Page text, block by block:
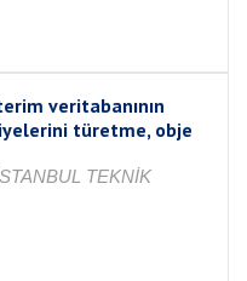
veritabanının
türetme, obje
TEKNİK